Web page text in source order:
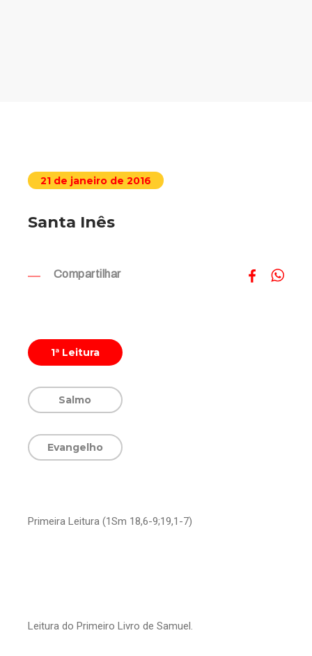
21 de janeiro de 2016
Santa Inês
Compartilhar
1ª Leitura
Salmo
Evangelho
Primeira Leitura (1Sm 18,6-9;19,1-7)
Leitura do Primeiro Livro de Samuel.